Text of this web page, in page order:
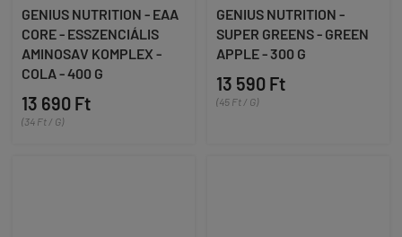
GENIUS NUTRITION - EAA
CORE - ESSZENCIÁLIS
AMINOSAV KOMPLEX -
COLA - 400 G
13 690 Ft
(34 Ft / G)
GENIUS NUTRITION -
SUPER GREENS - GREEN
APPLE - 300 G
13 590 Ft
(45 Ft / G)